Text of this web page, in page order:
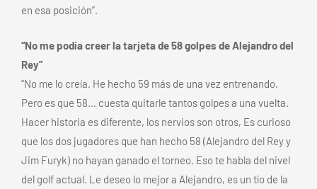
en esa posición”.
“No me podía creer la tarjeta de 58 golpes de Alejandro del
Rey”
“No me lo creía. He hecho 59 más de una vez entrenando.
Pero es que 58… cuesta quitarle tantos golpes a una vuelta.
Hacer historia es diferente, los nervios son otros, Es curioso
que los dos jugadores que han hecho 58 (Alejandro del Rey y
Jim Furyk) no hayan ganado el torneo. Eso te habla del nivel
del golf actual. Le deseo lo mejor a Alejandro, es un tío de la